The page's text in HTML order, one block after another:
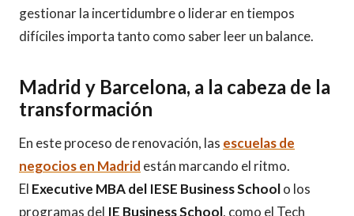
gestionar la incertidumbre o liderar en tiempos
difíciles importa tanto como saber leer un balance.
Madrid y Barcelona, a la cabeza de la
transformación
En este proceso de renovación, las escuelas de
negocios en Madrid están marcando el ritmo.
El Executive MBA del IESE Business Schoolo los
programas del IE Business School, como el Tech